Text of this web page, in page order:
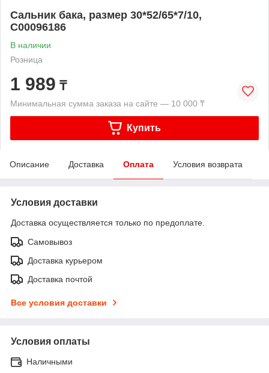
Сальник бака, размер 30*52/65*7/10,
С00096186
В наличии
Розница
1 989 ₸
Минимальная сумма заказа на сайте — 10 000 ₸
Купить
Описание Доставка Оплата Условия возврата
Условия доставки
Доставка осуществляется только по предоплате.
Самовывоз
Доставка курьером
Доставка почтой
Все условия доставки
Условия оплаты
Наличными